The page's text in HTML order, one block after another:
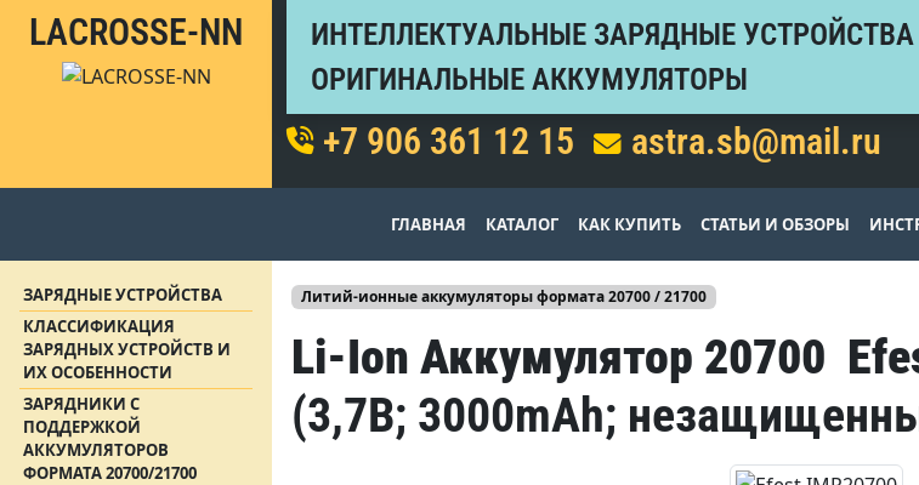
LACROSSE-NN
ИНТЕЛЛЕКТУАЛЬНЫЕ ЗАРЯДНЫЕ
ОРИГИНАЛЬНЫЕ АККУМУЛЯТОРЫ
+7 906 361 12 15 astra.sb@mail.ru
ГЛАВНАЯ КАТАЛОГ КАК КУПИТЬ СТАТЬИ И ОБЗОРЫ
ЗАРЯДНЫЕ УСТРОЙСТВА
КЛАССИФИКАЦИЯ
ЗАРЯДНЫХ УСТРОЙСТВ И
ИХ ОСОБЕННОСТИ
ЗАРЯДНИКИ С
ПОДДЕРЖКОЙ
АККУМУЛЯТОРОВ
ФОРМАТА 20700/21700
Литий-ионные аккумуляторы формата 20700 / 21700
Li-Ion Аккумулятор 20700
(3,7В; 3000mAh;